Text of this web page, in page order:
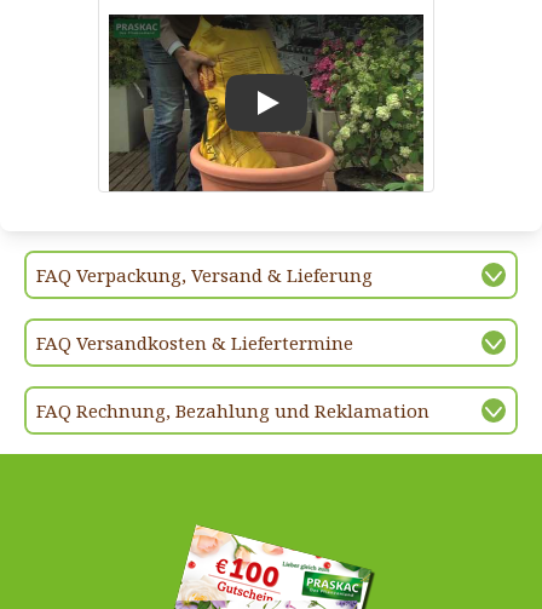
FAQ Verpackung, Versand & Lieferung
FAQ Versandkosten & Liefertermine
FAQ Rechnung, Bezahlung und Reklamation